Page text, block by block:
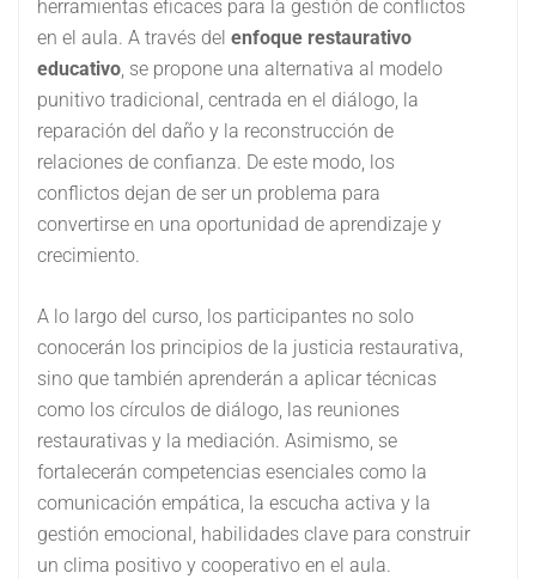
herramientas eficaces para la gestión de conflictos
en el aula. A través del enfoque restaurativo
educativo, se propone una alternativa al modelo
punitivo tradicional, centrada en el diálogo, la
reparación del daño y la reconstrucción de
relaciones de confianza. De este modo, los
conflictos dejan de ser un problema para
convertirse en una oportunidad de aprendizaje y
crecimiento.
A lo largo del curso, los participantes no solo
conocerán los principios de la justicia restaurativa,
sino que también aprenderán a aplicar técnicas
como los círculos de diálogo, las reuniones
restaurativas y la mediación. Asimismo, se
fortalecerán competencias esenciales como la
comunicación empática, la escucha activa y la
gestión emocional, habilidades clave para construir
un clima positivo y cooperativo en el aula.